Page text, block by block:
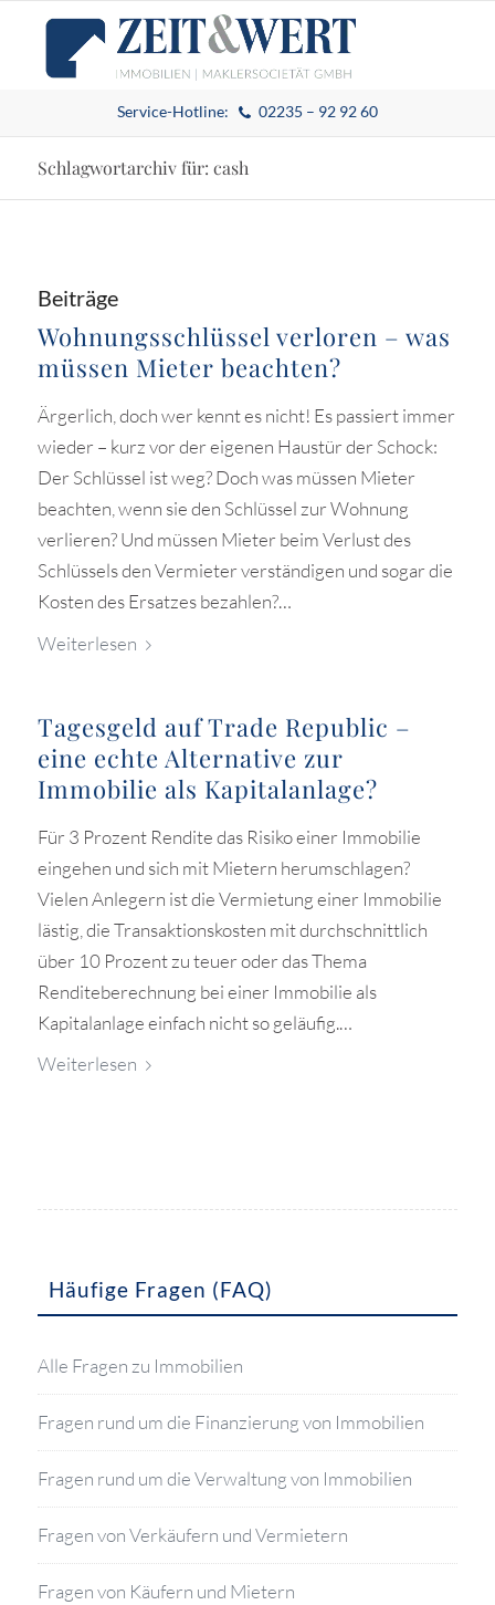
Service-Hotline: 02235 – 92 92 60
Schlagwortarchiv für: cash
Beiträge
Wohnungsschlüssel verloren – was
müssen Mieter beachten?
Ärgerlich, doch wer kennt es nicht! Es passiert immer
wieder – kurz vor der eigenen Haustür der Schock:
Der Schlüssel ist weg? Doch was müssen Mieter
beachten, wenn sie den Schlüssel zur Wohnung
verlieren? Und müssen Mieter beim Verlust des
Schlüssels den Vermieter verständigen und sogar die
Kosten des Ersatzes bezahlen?…
Weiterlesen
Tagesgeld auf Trade Republic –
eine echte Alternative zur
Immobilie als Kapitalanlage?
Für 3 Prozent Rendite das Risiko einer Immobilie
eingehen und sich mit Mietern herumschlagen?
Vielen Anlegern ist die Vermietung einer Immobilie
lästig, die Transaktionskosten mit durchschnittlich
über 10 Prozent zu teuer oder das Thema
Renditeberechnung bei einer Immobilie als
Kapitalanlage einfach nicht so geläufig.…
Weiterlesen
Häufige Fragen (FAQ)
Alle Fragen zu Immobilien
Fragen rund um die Finanzierung von Immobilien
Fragen rund um die Verwaltung von Immobilien
Fragen von Verkäufern und Vermietern
Fragen von Käufern und Mietern